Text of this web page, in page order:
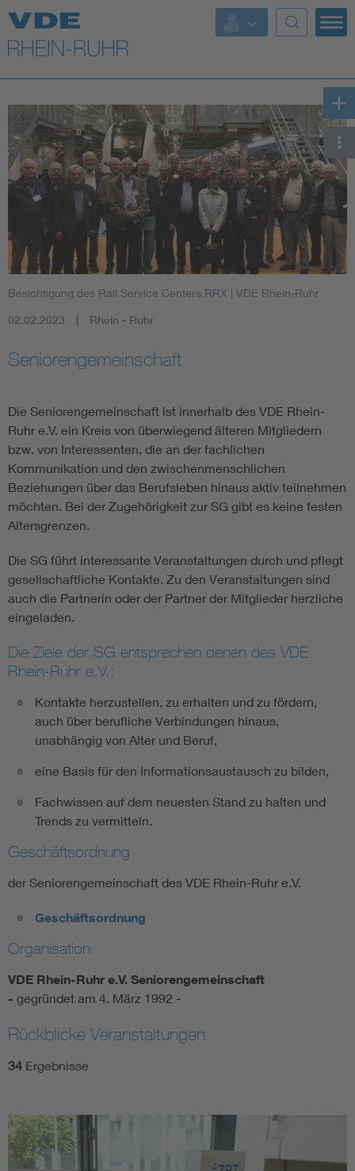
Top Themen
Fokusthemen
Energy
AI & Digital Trust
Mobility
Electromobility
Energy efficiency
Functional safety
Besichtigung des Rail Service Centers RRX | VDE Rhein-Ruhr
02.02.2023 Rhein - Ruhr
Seniorengemeinschaft
Die Seniorengemeinschaft ist innerhalb des VDE Rhein-
Ruhr e.V. ein Kreis von überwiegend älteren Mitgliedern
bzw. von Interessenten, die an der fachlichen
Kommunikation und den zwischenmenschlichen
Beziehungen über das Berufsleben hinaus aktiv teilnehmen
möchten. Bei der Zugehörigkeit zur SG gibt es keine festen
Altersgrenzen.
Die SG führt interessante Veranstaltungen durch und pflegt
gesellschaftliche Kontakte. Zu den Veranstaltungen sind
auch die Partnerin oder der Partner der Mitglieder herzliche
eingeladen.
Die Ziele der SG entsprechen denen des VDE
Rhein-Ruhr e.V.:
Kontakte herzustellen, zu erhalten und zu fördern,
auch über berufliche Verbindungen hinaus,
unabhängig von Alter und Beruf,
eine Basis für den Informationsaustausch zu bilden,
Fachwissen auf dem neuesten Stand zu halten und
Trends zu vermitteln.
Geschäftsordnung
der Seniorengemeinschaft des VDE Rhein-Ruhr e.V.
Geschäftsordnung
Organisation
VDE Rhein-Ruhr e.V. Seniorengemeinschaft
- gegründet am 4. März 1992 -
Rückblicke Veranstaltungen
34 Ergebnisse